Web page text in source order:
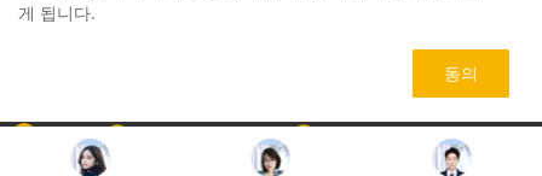
소프트웨어
회사 070-4155-8866 service@neware.net
Copyright © NEWARE 1998 - 2026. All Rights Reserved.
게 됩니다.
동의